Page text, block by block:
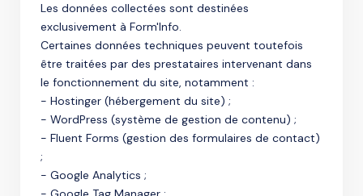
Les données collectées sont destinées
exclusivement à Form'Info.
Certaines données techniques peuvent toutefois
être traitées par des prestataires intervenant dans
le fonctionnement du site, notamment :
- Hostinger (hébergement du site) ;
- WordPress (système de gestion de contenu) ;
- Fluent Forms (gestion des formulaires de contact)
;
- Google Analytics ;